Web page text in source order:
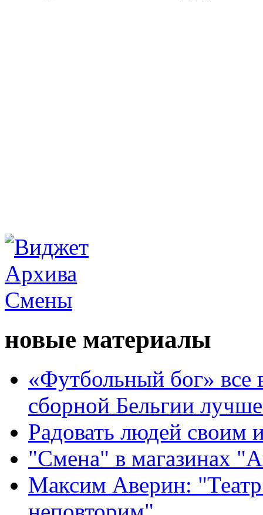
новые материалы
«Футбольный бог» все
сборной Бельгии
Радовать людей своим
"Смена" в магазинах
Максим Аверин: